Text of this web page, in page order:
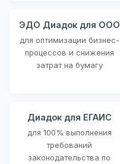
ЭДО Диадок для ООО
для оптимизации бизнес-
процессов и снижения
затрат на бумагу
Диадок для ЕГАИС
для 100% выполнения
требований
законодательства по